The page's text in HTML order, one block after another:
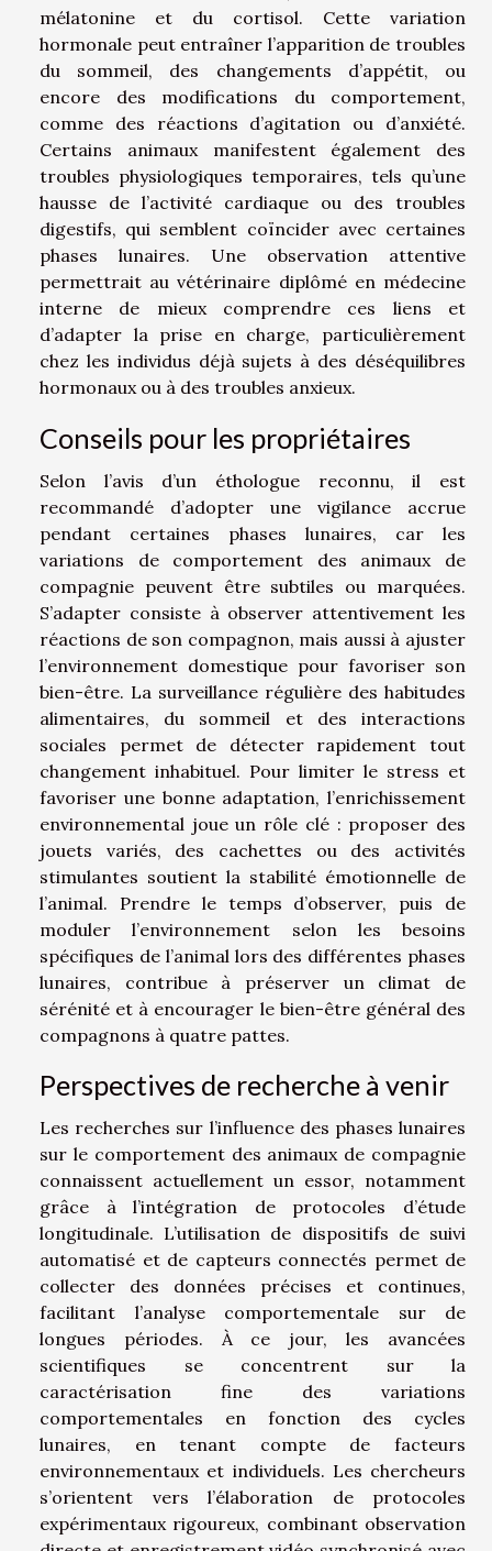
mélatonine et du cortisol. Cette variation
hormonale peut entraîner l’apparition de troubles
du sommeil, des changements d’appétit, ou
encore des modifications du comportement,
comme des réactions d’agitation ou d’anxiété.
Certains animaux manifestent également des
troubles physiologiques temporaires, tels qu’une
hausse de l’activité cardiaque ou des troubles
digestifs, qui semblent coïncider avec certaines
phases lunaires. Une observation attentive
permettrait au vétérinaire diplômé en médecine
interne de mieux comprendre ces liens et
d’adapter la prise en charge, particulièrement
chez les individus déjà sujets à des déséquilibres
hormonaux ou à des troubles anxieux.
Conseils pour les propriétaires
Selon l’avis d’un éthologue reconnu, il est
recommandé d’adopter une vigilance accrue
pendant certaines phases lunaires, car les
variations de comportement des animaux de
compagnie peuvent être subtiles ou marquées.
S’adapter consiste à observer attentivement les
réactions de son compagnon, mais aussi à ajuster
l’environnement domestique pour favoriser son
bien-être. La surveillance régulière des habitudes
alimentaires, du sommeil et des interactions
sociales permet de détecter rapidement tout
changement inhabituel. Pour limiter le stress et
favoriser une bonne adaptation, l’enrichissement
environnemental joue un rôle clé : proposer des
jouets variés, des cachettes ou des activités
stimulantes soutient la stabilité émotionnelle de
l’animal. Prendre le temps d’observer, puis de
moduler l’environnement selon les besoins
spécifiques de l’animal lors des différentes phases
lunaires, contribue à préserver un climat de
sérénité et à encourager le bien-être général des
compagnons à quatre pattes.
Perspectives de recherche à venir
Les recherches sur l’influence des phases lunaires
sur le comportement des animaux de compagnie
connaissent actuellement un essor, notamment
grâce à l’intégration de protocoles d’étude
longitudinale. L’utilisation de dispositifs de suivi
automatisé et de capteurs connectés permet de
collecter des données précises et continues,
facilitant l’analyse comportementale sur de
longues périodes. À ce jour, les avancées
scientifiques se concentrent sur la
caractérisation fine des variations
comportementales en fonction des cycles
lunaires, en tenant compte de facteurs
environnementaux et individuels. Les chercheurs
s’orientent vers l’élaboration de protocoles
expérimentaux rigoureux, combinant observation